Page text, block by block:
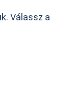
Válassz a